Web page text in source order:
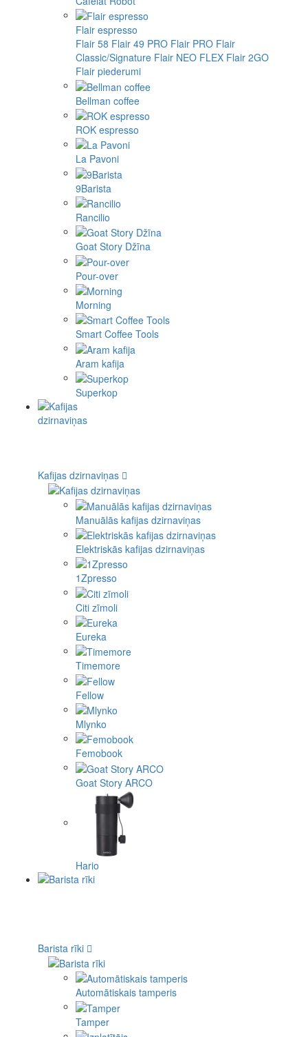
Flair espresso
Flair 58 Flair 49 PRO Flair PRO Flair
Classic/Signature Flair NEO FLEX Flair 2GO
Flair piederumi
Bellman coffee
ROK espresso
La Pavoni
9Barista
Rancilio
Goat Story Džīna
Pour-over
Morning
Smart Coffee Tools
Aram kafija
Superkop
Kafijas dzirnaviņas
Manuālās kafijas dzirnaviņas
Elektriskās kafijas dzirnaviņas
1Zpresso
Citi zīmoli
Eureka
Timemore
Fellow
Mlynko
Femobook
Goat Story ARCO
Hario
Barista rīki
Automātiskais tamperis
Tamper